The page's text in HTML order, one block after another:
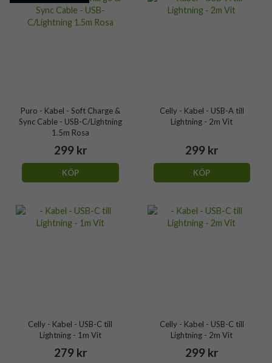
Puro - Kabel - Soft Charge &
Sync Cable - USB-C/Lightning
1.5m Rosa
299 kr
KÖP
Celly - Kabel - USB-A till
Lightning - 2m Vit
299 kr
KÖP
Celly - Kabel - USB-C till
Lightning - 1m Vit
279 kr
Celly - Kabel - USB-C till
Lightning - 2m Vit
299 kr